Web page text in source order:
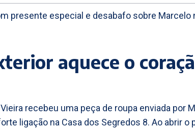
presente especial e desabafo sobre Marcelo
aquece o
recebeu uma peça de roupa enviada por
ligação na Casa dos Segredos 8. Ao abrir o